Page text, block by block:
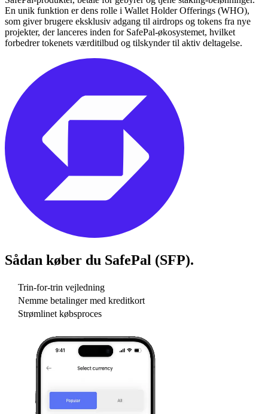
En unik funktion er dens rolle i Wallet Holder Offerings (WHO),
som giver brugere eksklusiv adgang til airdrops og tokens fra nye
projekter, der lanceres inden for SafePal-økosystemet, hvilket
forbedrer tokenets værditilbud og tilskynder til aktiv deltagelse.
Sådan køber du SafePal (SFP).
Trin-for-trin vejledning
Nemme betalinger med kreditkort
Strømlinet købsproces